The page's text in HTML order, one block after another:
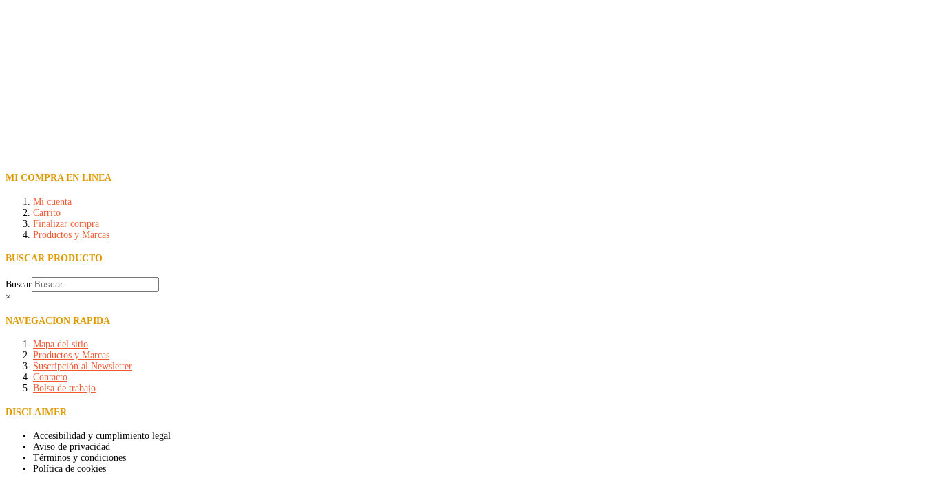
MI COMPRA EN LINEA
Mi cuenta
Carrito
Finalizar compra
Productos y Marcas
BUSCAR PRODUCTO
Buscar
×
NAVEGACION RAPIDA
Mapa del sitio
Productos y Marcas
Suscripción al Newsletter
Contacto
Bolsa de trabajo
DISCLAIMER
Accesibilidad y cumplimiento legal
Aviso de privacidad
Términos y condiciones
Política de cookies